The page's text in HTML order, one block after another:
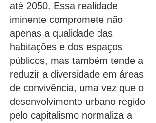
até 2050. Essa realidade
iminente compromete não
apenas a qualidade das
habitações e dos espaços
públicos, mas também tende a
reduzir a diversidade em áreas
de convivência, uma vez que o
desenvolvimento urbano regido
pelo capitalismo normaliza a